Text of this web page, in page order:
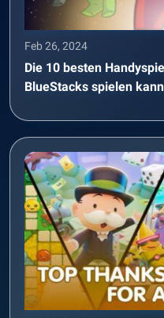
Feb 26, 2024
Die 10 besten
BlueStacks spielen